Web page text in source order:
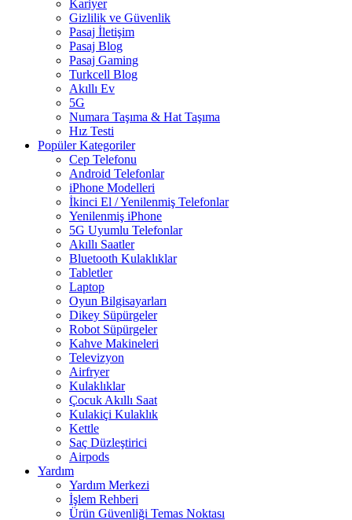
Kariyer
Gizlilik ve Güvenlik
Pasaj İletişim
Pasaj Blog
Pasaj Gaming
Turkcell Blog
Akıllı Ev
5G
Numara Taşıma & Hat Taşıma
Hız Testi
Popüler Kategoriler
Cep Telefonu
Android Telefonlar
iPhone Modelleri
İkinci El / Yenilenmiş Telefonlar
Yenilenmiş iPhone
5G Uyumlu Telefonlar
Akıllı Saatler
Bluetooth Kulaklıklar
Tabletler
Laptop
Oyun Bilgisayarları
Dikey Süpürgeler
Robot Süpürgeler
Kahve Makineleri
Televizyon
Airfryer
Kulaklıklar
Çocuk Akıllı Saat
Kulakiçi Kulaklık
Kettle
Saç Düzleştirici
Airpods
Yardım
Yardım Merkezi
İşlem Rehberi
Ürün Güvenliği Temas Noktası